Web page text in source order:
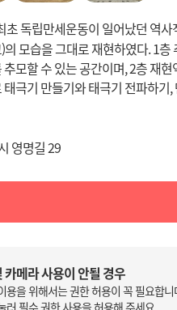
초 독립만세운동이 일어났던 역
의 모습을 그대로 재현하였다. 1
모할 수 있는 공간이며, 2층 재
극기 만들기와 태극기 전파하기
영명길 29
카메라 사용이 안될 경우
용을 위해서는 권한 허용이 꼭 필요합니
러 필수 권한 사용을 허용해 주세요.